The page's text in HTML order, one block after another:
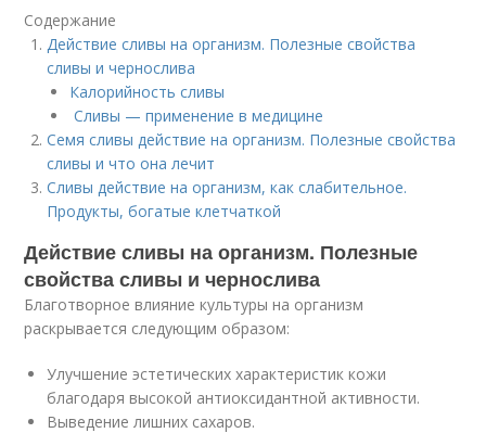
Содержание
Действие сливы на организм. Полезные свойства
сливы и чернослива
Калорийность сливы
Сливы — применение в медицине
Семя сливы действие на организм. Полезные свойства
сливы и что она лечит
Сливы действие на организм, как слабительное.
Продукты, богатые клетчаткой
Действие сливы на организм. Полезные
свойства сливы и чернослива
Благотворное влияние культуры на организм
раскрывается следующим образом:
Улучшение эстетических характеристик кожи
благодаря высокой антиоксидантной активности.
Выведение лишних сахаров.